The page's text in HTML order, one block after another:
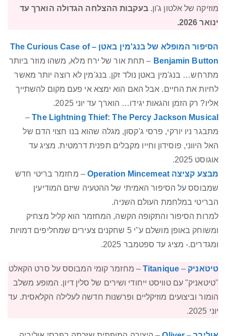
מוזיקה של אלטון ג'ון.בעקבות ההצלחה הגדולה הוארך עד
ינואר 2026.
הסיפור המופלא של בנג'מין באטן – The Curious Case of
Benjamin Button – תחת אור של ירח מלא, משהו מוזר ביותר
מתרחש… בנג'מין באטן נולד זקן. בנג'מין לא רוצה יותר מאשר
לחיות את החיים. אבל האם הוא ימצא אי פעם מקום להשתייך
אליו? רק הזמן והגאות יגידו… הוארך עד יוני 2025.
The Lightning Thief: The Percy Jackson Musical
–
מתבגר ניו יורקי, פרסי ג'קסון, מגלה שהוא בנו חצוי הדם של
האל היווני, פוסידון וחייו מקבלים תפנית דרמטית. מציג עד
אוגוסט 2025.
מבצע קציצה Operation Mincemeat
– מחזמר בריטי חדש
שמבוסס על הסיפור האמיתי של ההטעיה שיזם המודיעין
הבריטי במלחמת העולם השניה.
למרות הסיפור והתקופה הקשה, המחזמר הוא קליל מצחיק
ומשוחק באופן מושלם ע"י 5 שחקנים צעירים שמחליפים דמויות
ומגדרים.- מציג עד ספטמבר 2025.
טיטאניק –
Titanique– מחזמר קומי המבוסס על סרט הקאלט
"טיטאניק" עם טוויסט ייחודי ושירים של סלין דיון. המופע משלב
הומור וביצועים מוזיקליים ופרשנות חדשה לעלילה הקלאסית. עד
יוני 2025.